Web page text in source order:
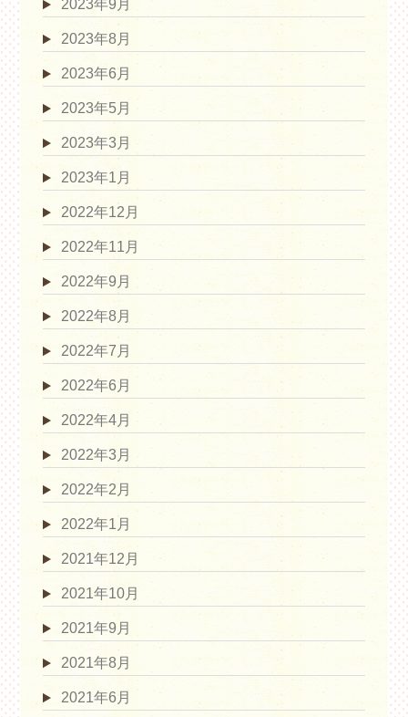
2023年9月
2023年8月
2023年6月
2023年5月
2023年3月
2023年1月
2022年12月
2022年11月
2022年9月
2022年8月
2022年7月
2022年6月
2022年4月
2022年3月
2022年2月
2022年1月
2021年12月
2021年10月
2021年9月
2021年8月
2021年6月